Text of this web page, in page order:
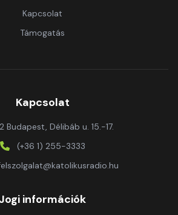
Kapcsolat
Támogatás
Kapcsolat
Budapest, Délibáb u. 15.-17.
(+36 1) 255-3333
információk